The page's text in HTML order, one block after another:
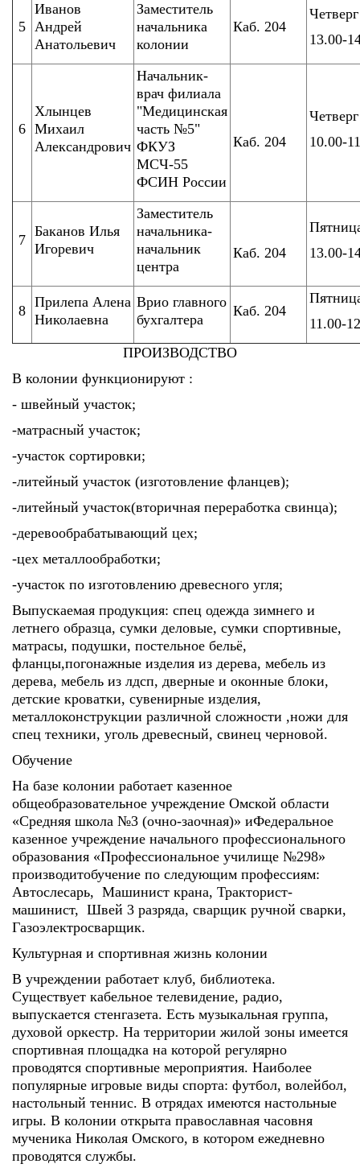
5
Иванов
Андрей
Анатольевич
Заместитель
начальника
колонии
Каб. 204
Четверг
13.00-
6
Хлынцев
Михаил
Александрович
Начальник-
врач филиала
"Медицинская
часть №5"
ФКУЗ
МСЧ-55
ФСИН России
Каб. 204
Четверг
10.00-
7
Баканов Илья
Игоревич
Заместитель
начальника-
начальник
центра
Каб. 204
13.00-
8
Прилепа Алена
Николаевна
Врио главного
бухгалтера
Каб. 204
11.00-
ПРОИЗВОДСТВО
В колонии функционируют :
- швейный участок;
-матрасный участок;
-участок сортировки;
-литейный участок (изготовление фланцев);
-литейный участок(вторичная переработка свинца);
-деревообрабатывающий цех;
-цех металлообработки;
-участок по изготовлению древесного угля;
Выпускаемая продукция: спец одежда зимнего и
летнего образца, сумки деловые, сумки спортивные,
матрасы, подушки, постельное бельё,
фланцы,погонажные изделия из дерева, мебель из
дерева, мебель из лдсп, дверные и оконные блоки,
детские кроватки, сувенирные изделия,
металлоконструкции различной сложности ,ножи для
спец техники, уголь древесный, свинец черновой.
Обучение
На базе колонии работает казенное
общеобразовательное учреждение Омской области
«Средняя школа №3 (очно-заочная)» иФедеральное
казенное учреждение начального профессионального
образования «Профессиональное училище №298»
производитобучение по следующим профессиям:
Автослесарь, Машинист крана, Тракторист-
машинист, Швей 3 разряда, сварщик ручной сварки,
Газоэлектросварщик.
Культурная и спортивная жизнь колонии
В учреждении работает клуб, библиотека.
Существует кабельное телевидение, радио,
выпускается стенгазета. Есть музыкальная группа,
духовой оркестр. На территории жилой зоны имеется
спортивная площадка на которой регулярно
проводятся спортивные мероприятия. Наиболее
популярные игровые виды спорта: футбол, волейбол,
настольный теннис. В отрядах имеются настольные
игры. В колонии открыта православная часовня
мученика Николая Омского, в котором ежедневно
проводятся службы.